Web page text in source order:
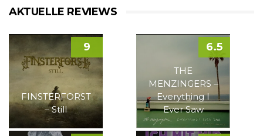
AKTUELLE REVIEWS
FINSTERFORST
– Still
9
THE
MENZINGERS –
Everything I
Ever Saw
6.5